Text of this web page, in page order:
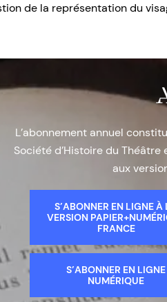
de la représentation du
L’abonnement annuel
Société d’Histoire du
aux
S’ABONNER EN LIGNE À
VERSION
FRANCE
S’ABONNER EN LIGNE
NUMÉRIQUE